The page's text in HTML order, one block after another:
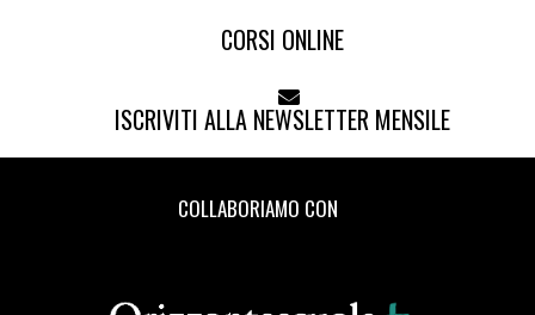
CORSI ONLINE
ISCRIVITI ALLA NEWSLETTER MENSILE
COLLABORIAMO CON